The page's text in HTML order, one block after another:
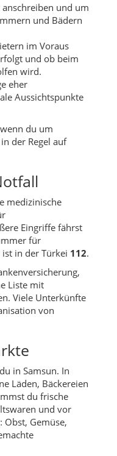
und um
und Bädern
im Voraus
und ob beim
wird.
eher
Aussichtspunkte
du um
der Regel auf
medizinische
Eingriffe fährst
für
in der Türkei 112.
Liste mit
Viele Unterkünfte
von
in Samsun. In
Läden, Bäckereien
du frische
und vor
Obst, Gemüse,